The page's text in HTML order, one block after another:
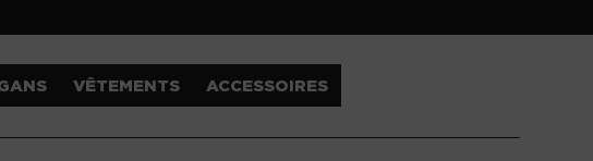
VÊTEMENTS ACCESSOIRES